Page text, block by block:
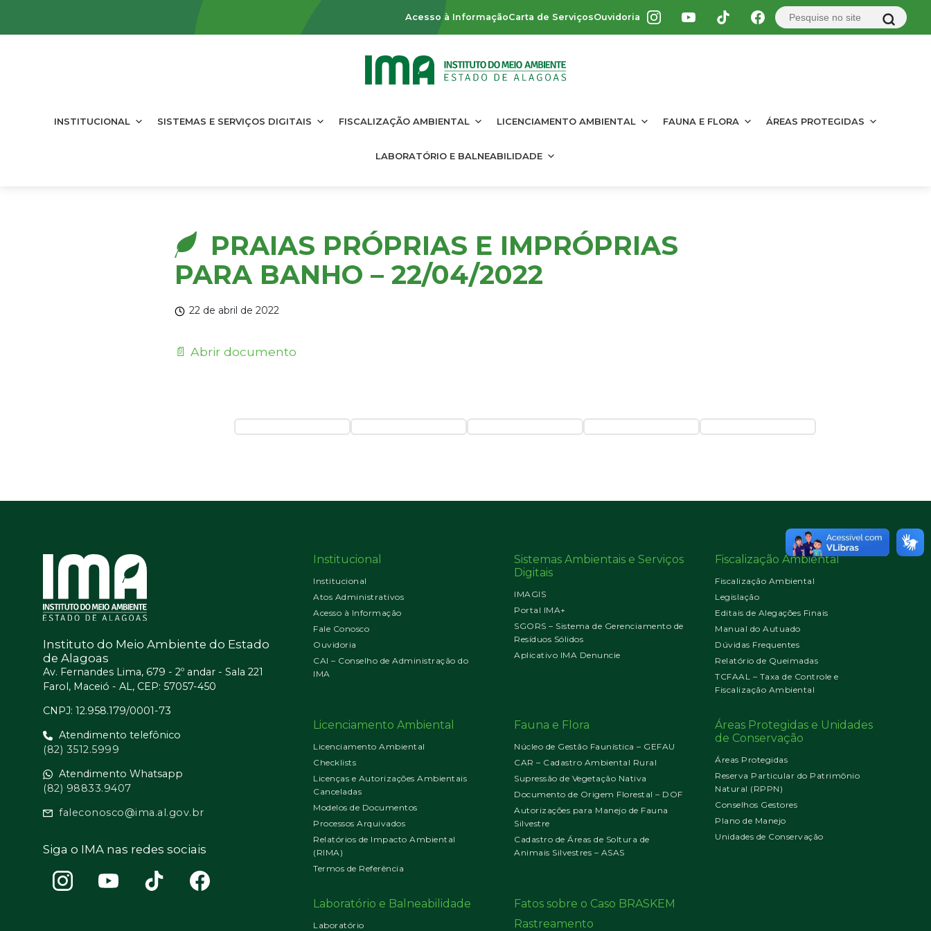
Acesso à InformaçãoCarta de ServiçosOuvidoria
INSTITUCIONAL SISTEMAS E SERVIÇOS DIGITAIS FISCALIZAÇÃO AMBIENTAL LICENCIAMENTO AMBIENTAL FAUNA E FLORA ÁREAS PROTEGIDAS
LABORATÓRIO E BALNEABILIDADE
PRAIAS PRÓPRIAS E IMPRÓPRIAS
PARA BANHO – 22/04/2022
22 de abril de 2022
📄 Abrir documento
Instituto do Meio Ambiente do Estado
de Alagoas
Av. Fernandes Lima, 679 - 2º andar - Sala 221
Farol, Maceió - AL, CEP: 57057-450
CNPJ: 12.958.179/0001-73
Atendimento telefônico
(82) 3512.5999
Atendimento Whatsapp
(82) 98833.9407
faleconosco@ima.al.gov.br
Siga o IMA nas redes sociais
Institucional
Institucional
Atos Administrativos
Acesso à Informação
Fale Conosco
Ouvidoria
CAI – Conselho de Administração do
IMA
Sistemas Ambientais e Serviços
Digitais
IMAGIS
Portal IMA+
SGORS – Sistema de Gerenciamento de
Resíduos Sólidos
Aplicativo IMA Denuncie
Fiscalização Ambiental
Fiscalização Ambiental
Legislação
Editais de Alegações Finais
Manual do Autuado
Dúvidas Frequentes
Relatório de Queimadas
TCFAAL – Taxa de Controle e
Fiscalização Ambiental
Licenciamento Ambiental
Licenciamento Ambiental
Checklists
Licenças e Autorizações Ambientais
Canceladas
Modelos de Documentos
Processos Arquivados
Relatórios de Impacto Ambiental
(RIMA)
Termos de Referência
Fauna e Flora
Núcleo de Gestão Faunística – GEFAU
CAR – Cadastro Ambiental Rural
Supressão de Vegetação Nativa
Documento de Origem Florestal – DOF
Autorizações para Manejo de Fauna
Silvestre
Cadastro de Áreas de Soltura de
Animais Silvestres – ASAS
Áreas Protegidas e Unidades
de Conservação
Áreas Protegidas
Reserva Particular do Patrimônio
Natural (RPPN)
Conselhos Gestores
Plano de Manejo
Unidades de Conservação
Laboratório e Balneabilidade
Laboratório
Fatos sobre o Caso BRASKEM
Rastreamento